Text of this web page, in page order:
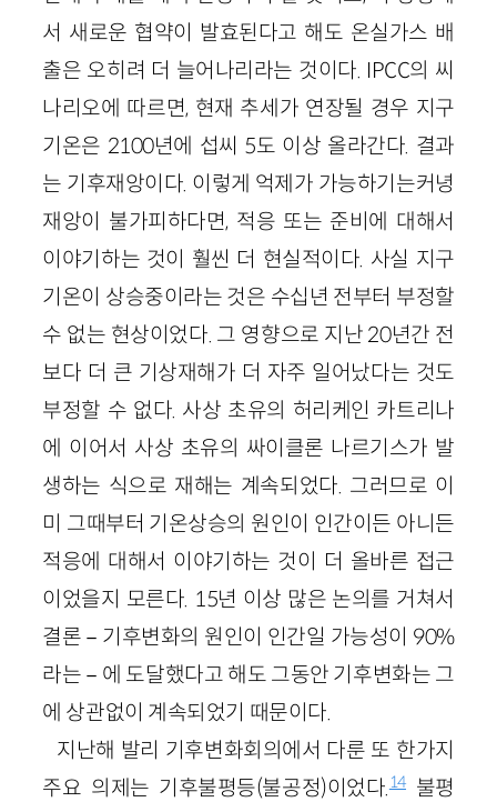
서 새로운 협약이 발효된다고 해도 온실가스 배
출은 오히려 더 늘어나리라는 것이다. IPCC의 씨
나리오에 따르면, 현재 추세가 연장될 경우 지구
기온은 2100년에 섭씨 5도 이상 올라간다. 결과
는 기후재앙이다. 이렇게 억제가 가능하기는커녕
재앙이 불가피하다면, 적응 또는 준비에 대해서
이야기하는 것이 훨씬 더 현실적이다. 사실 지구
기온이 상승중이라는 것은 수십년 전부터 부정할
수 없는 현상이었다. 그 영향으로 지난 20년간 전
보다 더 큰 기상재해가 더 자주 일어났다는 것도
부정할 수 없다. 사상 초유의 허리케인 카트리나
에 이어서 사상 초유의 싸이클론 나르기스가 발
생하는 식으로 재해는 계속되었다. 그러므로 이
미 그때부터 기온상승의 원인이 인간이든 아니든
적응에 대해서 이야기하는 것이 더 올바른 접근
이었을지 모른다. 15년 이상 많은 논의를 거쳐서
결론－기후변화의 원인이 인간일 가능성이 90%
라는－에 도달했다고 해도 그동안 기후변화는 그
에 상관없이 계속되었기 때문이다.
지난해 발리 기후변화회의에서 다룬 또 한가지
주요 의제는 기후불평등(불공정)이었다.14불평